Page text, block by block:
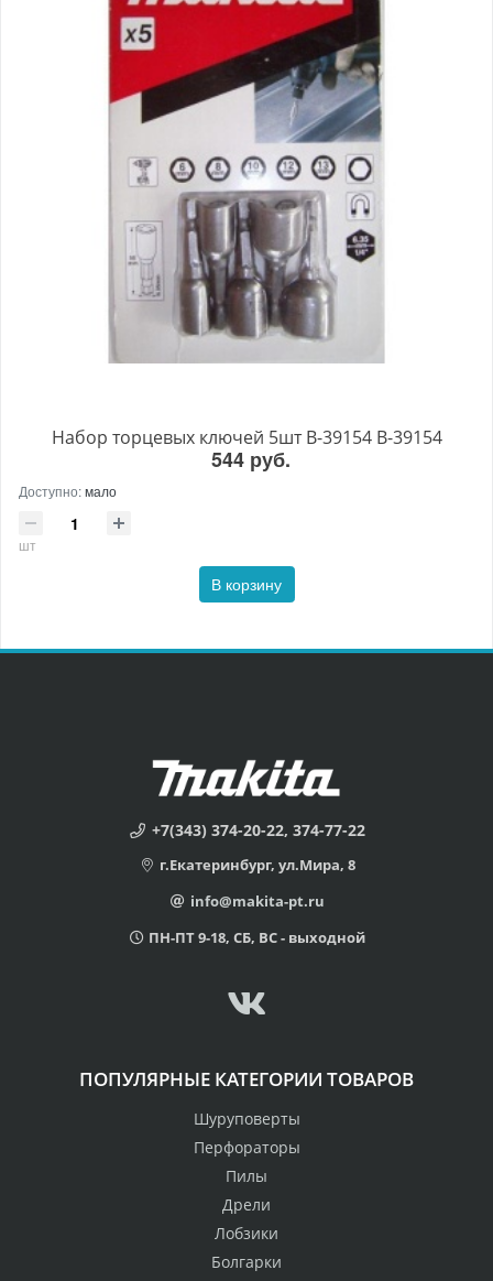
Набор торцевых ключей 5шт B-39154 B-39154
544 руб.
Доступно:мало
шт
В корзину
+7(343) 374-20-22, 374-77-22
г.Екатеринбург, ул.Мира, 8
info@makita-pt.ru
ПН-ПТ 9-18, СБ, ВС - выходной
ПОПУЛЯРНЫЕ КАТЕГОРИИ ТОВАРОВ
Шуруповерты
Перфораторы
Пилы
Дрели
Лобзики
Болгарки